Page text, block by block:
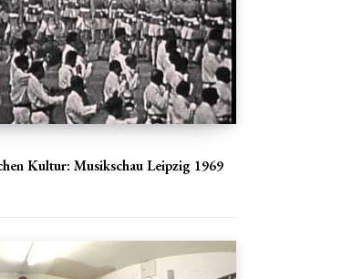
Kultur: Musikschau Leipzig 1969